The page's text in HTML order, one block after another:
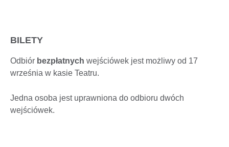
BILETY
Odbiór bezpłatnych wejściówek jest możliwy od 17
września w kasie Teatru.
Jedna osoba jest uprawniona do odbioru dwóch
wejściówek.